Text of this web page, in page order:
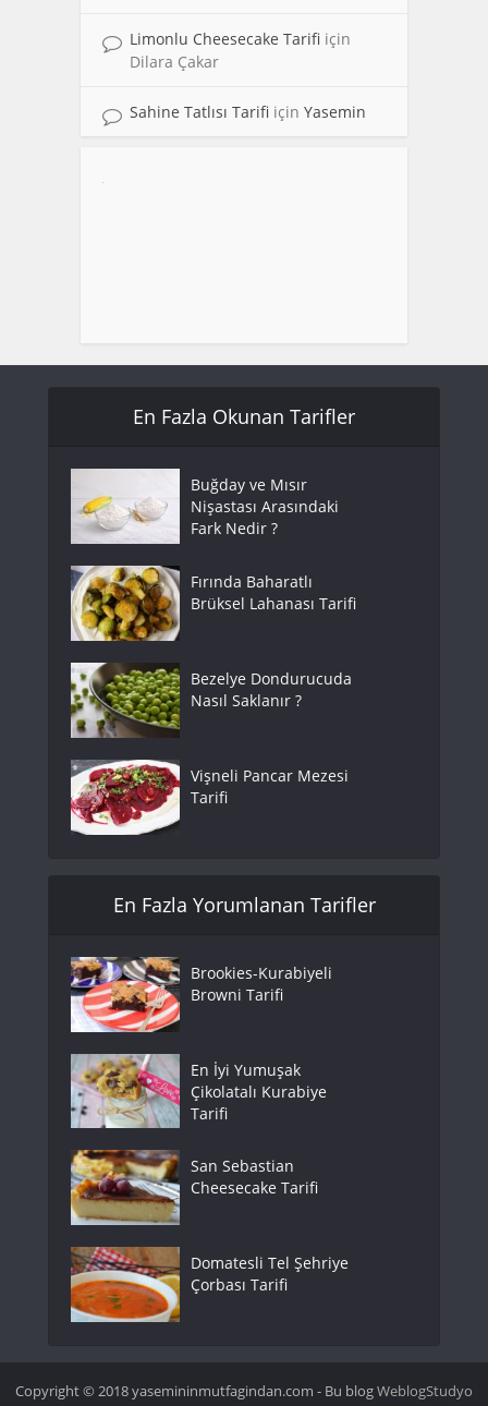
Limonlu Cheesecake Tarifi için
Dilara Çakar
Sahine Tatlısı Tarifi için Yasemin
En Fazla Okunan Tarifler
Buğday ve Mısır
Nişastası Arasındaki
Fark Nedir ?
Fırında Baharatlı
Brüksel Lahanası Tarifi
Bezelye Dondurucuda
Nasıl Saklanır ?
Vişneli Pancar Mezesi
Tarifi
En Fazla Yorumlanan Tarifler
Brookies-Kurabiyeli
Browni Tarifi
En İyi Yumuşak
Çikolatalı Kurabiye
Tarifi
San Sebastian
Cheesecake Tarifi
Domatesli Tel Şehriye
Çorbası Tarifi
Copyright © 2018 yasemininmutfagindan.com - Bu blogWeblogStudyo